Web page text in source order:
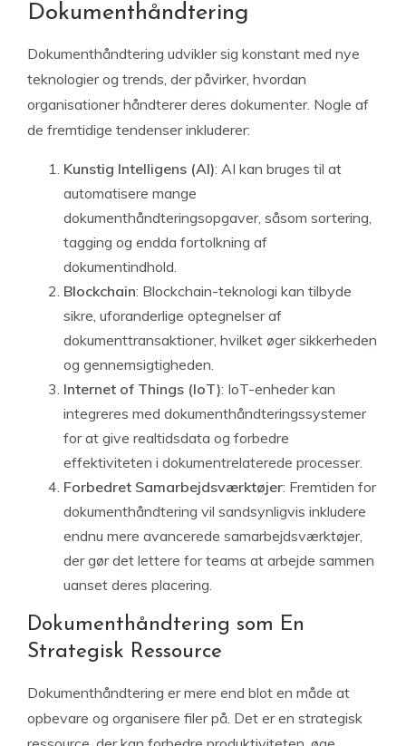
Dokumenthåndtering
Dokumenthåndtering udvikler sig konstant med nye
teknologier og trends, der påvirker, hvordan
organisationer håndterer deres dokumenter. Nogle af
de fremtidige tendenser inkluderer:
Kunstig Intelligens (AI): AI kan bruges til at
automatisere mange
dokumenthåndteringsopgaver, såsom sortering,
tagging og endda fortolkning af
dokumentindhold.
Blockchain: Blockchain-teknologi kan tilbyde
sikre, uforanderlige optegnelser af
dokumenttransaktioner, hvilket øger sikkerheden
og gennemsigtigheden.
Internet of Things (IoT): IoT-enheder kan
integreres med dokumenthåndteringssystemer
for at give realtidsdata og forbedre
effektiviteten i dokumentrelaterede processer.
Forbedret Samarbejdsværktøjer: Fremtiden for
dokumenthåndtering vil sandsynligvis inkludere
endnu mere avancerede samarbejdsværktøjer,
der gør det lettere for teams at arbejde sammen
uanset deres placering.
Dokumenthåndtering som En
Strategisk Ressource
Dokumenthåndtering er mere end blot en måde at
opbevare og organisere filer på. Det er en strategisk